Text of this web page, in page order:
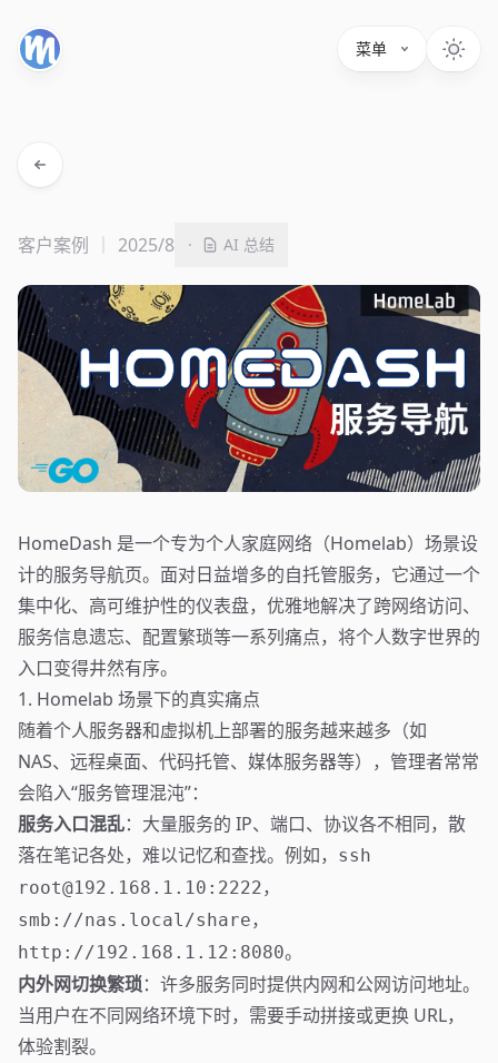
菜单
客户案例 2025/8 · AI 总结
HomeDash 是一个专为个人家庭网络（Homelab）场景设
计的服务导航页。面对日益增多的自托管服务，它通过一个
集中化、高可维护性的仪表盘，优雅地解决了跨网络访问、
服务信息遗忘、配置繁琐等一系列痛点，将个人数字世界的
入口变得井然有序。
1. Homelab 场景下的真实痛点
随着个人服务器和虚拟机上部署的服务越来越多（如
NAS、远程桌面、代码托管、媒体服务器等），管理者常常
会陷入“服务管理混沌”：
服务入口混乱：大量服务的 IP、端口、协议各不相同，散
落在笔记各处，难以记忆和查找。例如， ssh
root@192.168.1.10:2222，
smb://nas.local/share，
http://192.168.1.12:8080。
内外网切换繁琐：许多服务同时提供内网和公网访问地址。
当用户在不同网络环境下时，需要手动拼接或更换 URL，
体验割裂。